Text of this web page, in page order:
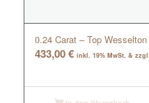
0.24 Carat – Top
433,00€ inkl. 19% MwSt. &